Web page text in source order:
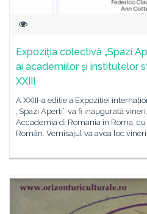
Expoziția colectivă „Spazi
ai academiilor și institutelor
XXIII
A XXIII-a ediție a Expoziției
„Spazi Aperti” va fi inaugurată
Accademia di Romania in Roma,
Român. Vernisajul va avea loc